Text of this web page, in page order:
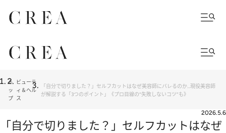
ト
ッ
プ
ビューテ
ィ＆ヘル
ス
「自分で切りました？」セルフカットはなぜ美容師にバレるのか…現役美容師
が解説する「3つのポイント」《プロ目線の“失敗しないコツ”も》
2026.5.6
「自分で切りました？」セルフカットはなぜ